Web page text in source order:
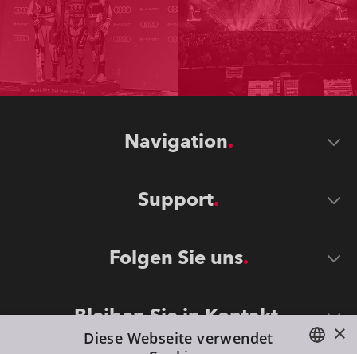
Navigation
Support
Folgen Sie uns
Bleiben Sie in Kontakt
×
Diese Webseite verwendet